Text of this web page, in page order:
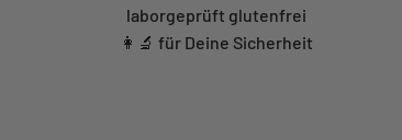
laborgeprüft glutenfrei
👩‍🔬 für Deine Sicherheit